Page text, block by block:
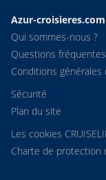
Azur-croisieres.com
Qui sommes-nous ?
Questions fréquentes
Conditions générales
Sécurité
Plan du site
Les cookies
Charte de protection